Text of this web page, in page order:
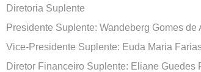
Diretoria Suplente
Presidente Suplente: Wandeberg Gomes de
Vice-Presidente Suplente: Euda Maria
Diretor Financeiro Suplente: Eliane Guedes